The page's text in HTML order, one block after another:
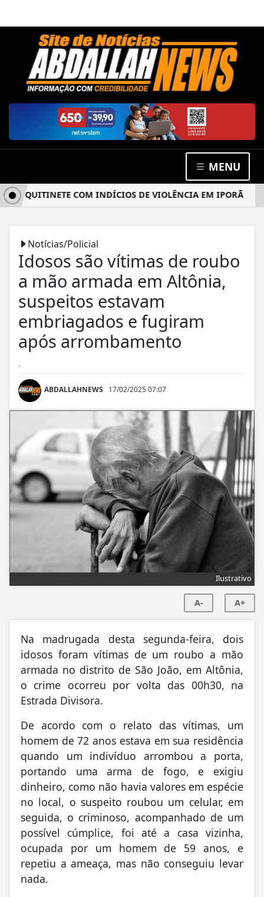
MENU
QUITINETE COM INDÍCIOS DE VIOLÊNCIA EM IPORÃ
Notícias/Policial
Idosos são vítimas de roubo
a mão armada em Altônia,
suspeitos estavam
embriagados e fugiram
após arrombamento
.
ABDALLAHNEWS 17/02/2025 07:07
Ilustrativo
A- A+
Na madrugada desta segunda-feira, dois
idosos foram vítimas de um roubo a mão
armada no distrito de São João, em Altônia,
o crime ocorreu por volta das 00h30, na
Estrada Divisora.
De acordo com o relato das vítimas, um
homem de 72 anos estava em sua residência
quando um indivíduo arrombou a porta,
portando uma arma de fogo, e exigiu
dinheiro, como não havia valores em espécie
no local, o suspeito roubou um celular, em
seguida, o criminoso, acompanhado de um
possível cúmplice, foi até a casa vizinha,
ocupada por um homem de 59 anos, e
repetiu a ameaça, mas não conseguiu levar
nada.